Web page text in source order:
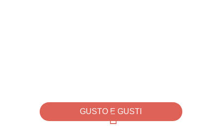
GUSTO E GUSTI